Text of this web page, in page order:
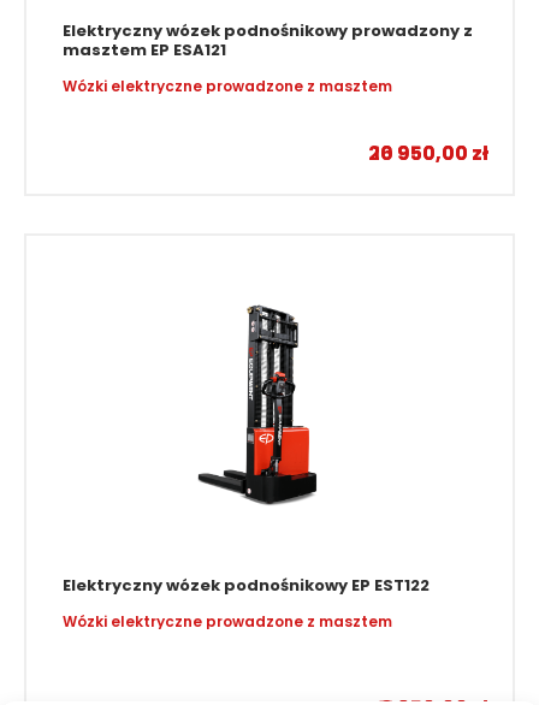
Elektryczny wózek podnośnikowy prowadzony z
masztem EP ESA121
Wózki elektryczne prowadzone z masztem
16 950,00 zł
20 950,00 zł
Elektryczny wózek podnośnikowy EP EST122
Wózki elektryczne prowadzone z masztem